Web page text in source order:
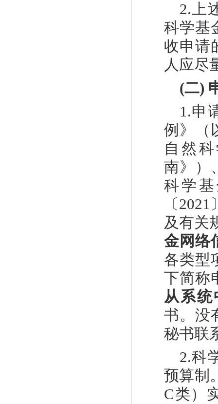
2.上
科学基
收申请
人应尽
(二)
1.申
例》（
自然
南》）
科学
〔 2021
及有关
金网络
各类型
下简称
从系统
书。没
秘书联
2.科
预算制
C类）